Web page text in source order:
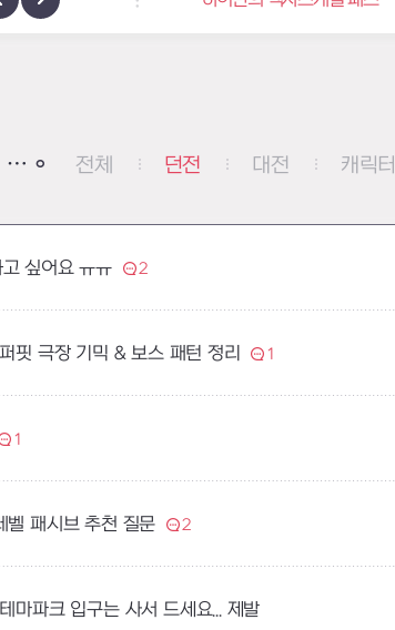
전체 던전 대전 캐릭터
싶어요 ㅠㅠ 2
핏 극장 기믹 & 보스 패턴 정리 1
1
벨 패시브 추천 질문 2
마파크 입구는 사서 드세요... 제발